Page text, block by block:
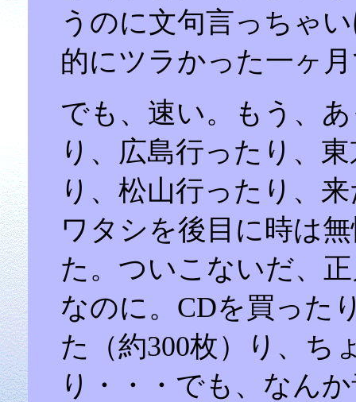
うのに文句言っちゃ
的にツラかった一ヶ
でも、速い。もう、
り、広島行ったり、
り、松山行ったり、
ワタシを後目に時は
た。ついこないだ、
なのに。CDを買った
た（約300枚）り、ち
り・・・でも、なん